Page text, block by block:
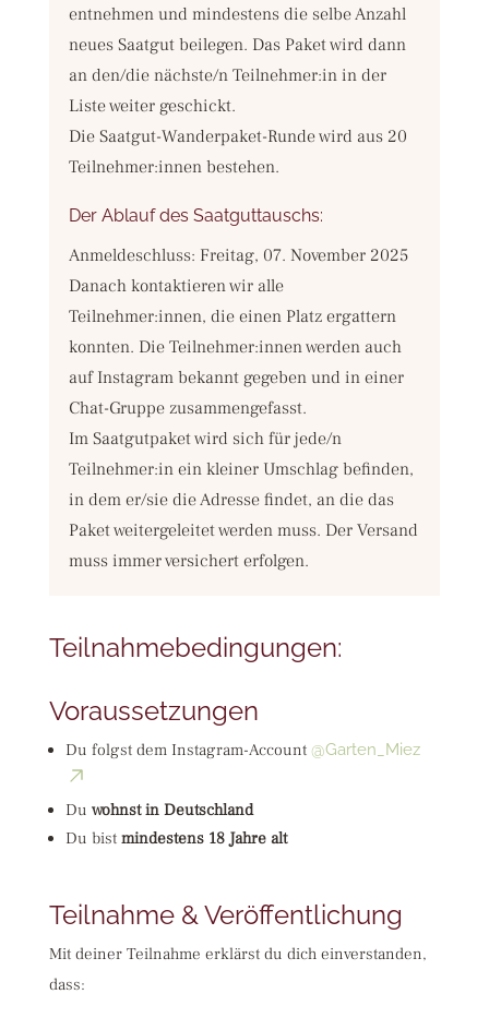
entnehmen und mindestens die selbe Anzahl
neues Saatgut beilegen. Das Paket wird dann
an den/die nächste/n Teilnehmer:in in der
Liste weiter geschickt.
Die Saatgut-Wanderpaket-Runde wird aus 20
Teilnehmer:innen bestehen.
Der Ablauf des Saatguttauschs:
Anmeldeschluss: Freitag, 07. November 2025
Danach kontaktieren wir alle
Teilnehmer:innen, die einen Platz ergattern
konnten. Die Teilnehmer:innen werden auch
auf Instagram bekannt gegeben und in einer
Chat-Gruppe zusammengefasst.
Im Saatgutpaket wird sich für jede/n
Teilnehmer:in ein kleiner Umschlag befinden,
in dem er/sie die Adresse findet, an die das
Paket weitergeleitet werden muss. Der Versand
muss immer versichert erfolgen. ​
Teilnahmebedingungen:
Voraussetzungen
Du folgst dem Instagram-Account @Garten_Miez
Du wohnst in Deutschland
Du bist mindestens 18 Jahre alt
Teilnahme & Veröffentlichung
Mit deiner Teilnahme erklärst du dich einverstanden,
dass: